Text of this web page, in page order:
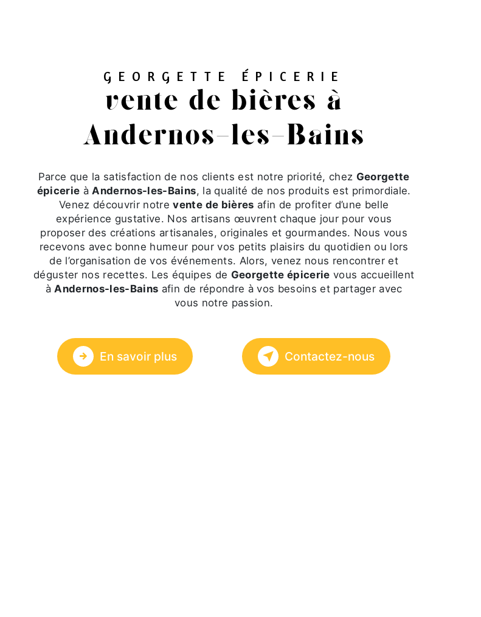
GEORGETTE ÉPICERIE
vente de bières à
Andernos-les-Bains
Parce que la satisfaction de nos clients est notre priorité, chez Georgette
épicerie àAndernos-les-Bains, la qualité de nos produits est primordiale.
Venez découvrir notrevente de bières afin de profiter d’une belle
expérience gustative. Nos artisans œuvrent chaque jour pour vous
proposer des créations artisanales, originales et gourmandes. Nous vous
recevons avec bonne humeur pour vos petits plaisirs du quotidien ou lors
de l’organisation de vos événements. Alors, venez nous rencontrer et
déguster nos recettes. Les équipes de Georgette épicerie vous accueillent
àAndernos-les-Bains afin de répondre à vos besoins et partager avec
vous notre passion.
En savoir plus Contactez-nous